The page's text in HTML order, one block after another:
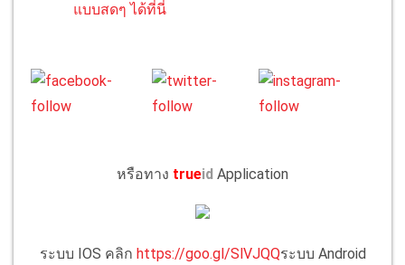
แบบสดๆ ได้ที่นี่
หรือทาง trueid Application
ระบบ IOS คลิก https://goo.gl/SlVJQQระบบ Android